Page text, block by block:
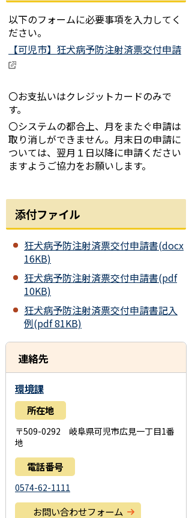
以下のフォームに必要事項を入力してく
ださい。
【可児市】狂犬病予防注射済票交付申請
〇お支払いはクレジットカードのみで
す。
〇システムの都合上、月をまたぐ申請は
取り消しができません。月末日の申請に
ついては、翌月１日以降に申請ください
ますようご協力をお願いします。
添付ファイル
狂犬病予防注射済票交付申請書(docx
16KB)
狂犬病予防注射済票交付申請書(pdf
10KB)
狂犬病予防注射済票交付申請書記入
例(pdf 81KB)
連絡先
環境課
所在地
〒509-0292 岐阜県可児市広見一丁目1番
地
電話番号
0574-62-1111
お問い合わせフォーム